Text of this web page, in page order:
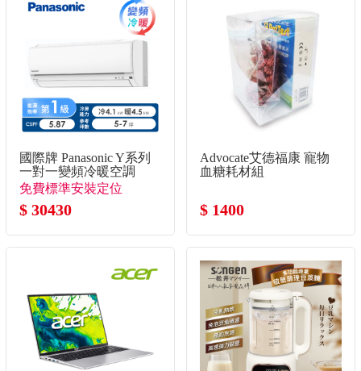
國際牌 Panasonic Y系列
一對一變頻冷暖空調
免費標準安裝定位
$ 30430
Advocate艾德福康 寵物
血糖耗材組
$ 1400